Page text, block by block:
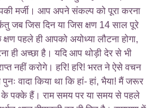
मर्जी। आप अपने संकल्प को पूरा करना
जब जिस दिन या जिस क्षण 14 साल पूरे
पहले ही आपको अयोध्या लौटना होगा,
ही अच्छा है। यदि आप थोड़ी देर से भी
नहीं करोगे। हरि! हरि! भरत ने ऐसे वचन
वादा किया था कि हां- हां, भैया! मैं जरूर
के पक्के हैं। राम समय पर या समय से पहले